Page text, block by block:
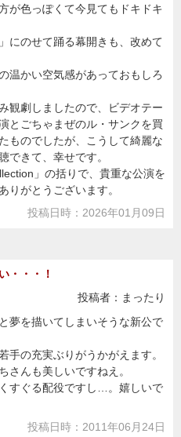
が色っぽくて今見てもドキドキ
にのせて踊る幕開きも、改めて
温かい空気感があっておもしろ
観劇しましたので、ビデオテー
とごちゃまぜのル・サンクを買
ものでしたが、こうして綺麗な
できて、幸せです。
」の括りで、貴重な公演を
りがとうございます。
投稿日時：2026年01月09日
・・・！
投稿者：まったり
夢を描いてしまいそうな新公で
手の充実ぶりがうかがえます。
さんも美しいですねえ。
すぐる配役ですし…。嬉しいで
投稿日時：2011年06月24日